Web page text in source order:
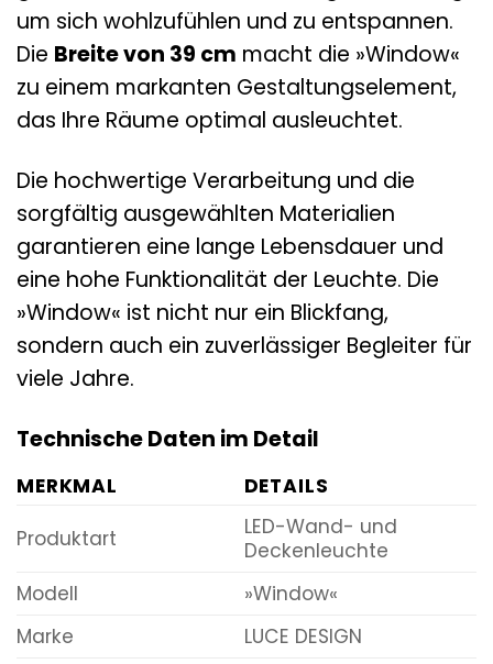
um sich wohlzufühlen und zu entspannen.
Die Breite von 39 cm macht die »Window«
zu einem markanten Gestaltungselement,
das Ihre Räume optimal ausleuchtet.
Die hochwertige Verarbeitung und die
sorgfältig ausgewählten Materialien
garantieren eine lange Lebensdauer und
eine hohe Funktionalität der Leuchte. Die
»Window« ist nicht nur ein Blickfang,
sondern auch ein zuverlässiger Begleiter für
viele Jahre.
Technische Daten im Detail
MERKMAL
DETAILS
Produktart
LED-Wand- und
Deckenleuchte
Modell
»Window«
Marke
LUCE DESIGN